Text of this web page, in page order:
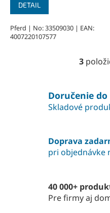
DETAIL
Pferd | No: 33509030 | EAN:
4007220107577
3
Doručenie do
Skladové
Doprava
pri objednávke
40 000+
Pre firmy aj